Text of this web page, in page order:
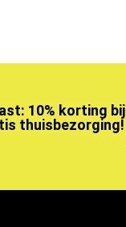
10% korting bij
thuisbezorging!